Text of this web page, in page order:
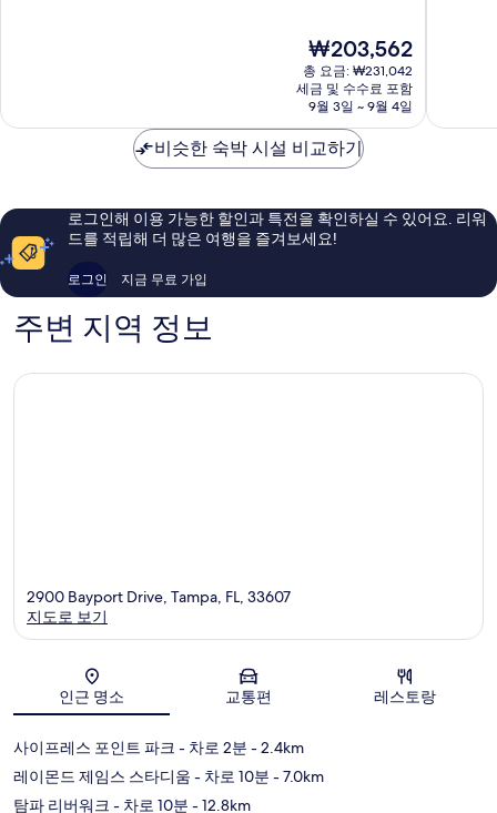
륭
용
기
1,485
현
재
요
금
₩203,562
₩203,562
총 요금: ₩231,042
세금 및 수수료 포함
9월 3일 ~ 9월 4일
인
프
런
우
이
용
비슷한 숙박 시설 비교하기
로그인해 이용 가능한 할인과 특전을 확인하실 수 있어요. 리워
드를 적립해 더 많은 여행을 즐겨보세요!
로그인 지금 무료 가입
주변 지역 정보
지도
2900 Bayport Drive, Tampa, FL, 33607
지도로 보기
인근 명소 교통편 레스토랑
사이프레스 포인트 파크 - 차로 2분 - 2.4km
레이몬드 제임스 스타디움 - 차로 10분 - 7.0km
탐파 리버워크 - 차로 10분 - 12.8km